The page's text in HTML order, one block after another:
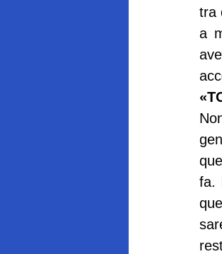
tra
a
fa.